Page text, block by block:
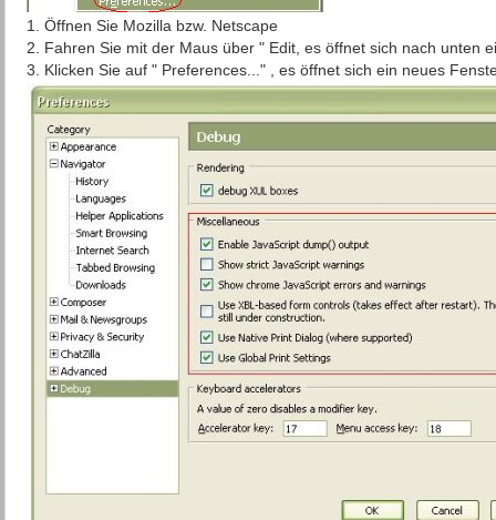
1. Öffnen Sie Mozilla bzw. Netscape
2. Fahren Sie mit der Maus über " Edit, es öffnet sich nach unten
3. Klicken Sie auf " Preferences..." , es öffnet sich ein neues